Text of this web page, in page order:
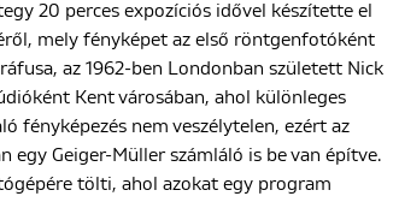
20 perces expozíciós idővel készítette el
mely fényképet az első röntgenfotóként
az 1962-ben Londonban született Nick
Kent városában, ahol különleges
fényképezés nem veszélytelen, ezért az
Geiger-Müller számláló is be van építve.
tölti, ahol azokat egy program